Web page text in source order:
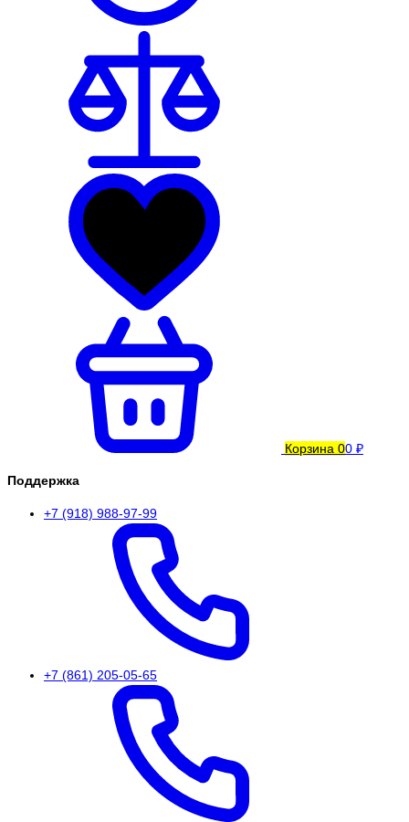
Корзина 00 ₽
Поддержка
+7 (918) 988-97-99
+7 (861) 205-05-65